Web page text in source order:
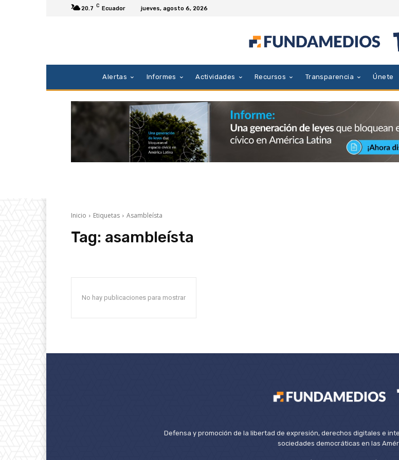
20.7 C Ecuador jueves, agosto 6, 2026
Alertas Informes Actividades Recursos Transparencia Únete
Inicio Etiquetas Asambleísta
Tag: asambleísta
No hay publicaciones para mostrar
Defensa y promoción de la libertad de expresión, derechos digitales e
sociedades democráticas en las